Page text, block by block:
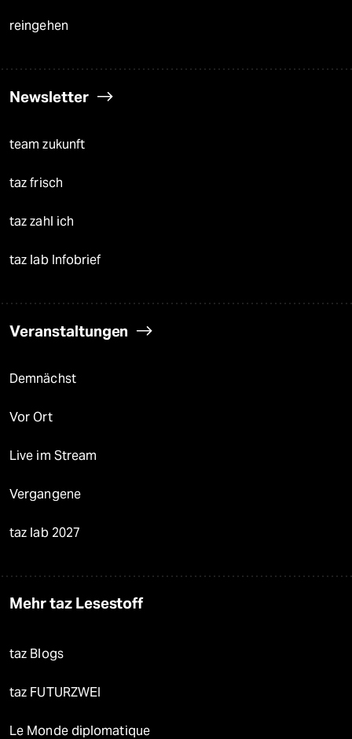
reingehen
Newsletter
team zukunft
taz frisch
taz zahl ich
taz lab Infobrief
Veranstaltungen
Demnächst
Vor Ort
Live im Stream
Vergangene
taz lab 2027
Mehr taz Lesestoff
taz Blogs
taz FUTURZWEI
Le Monde diplomatique